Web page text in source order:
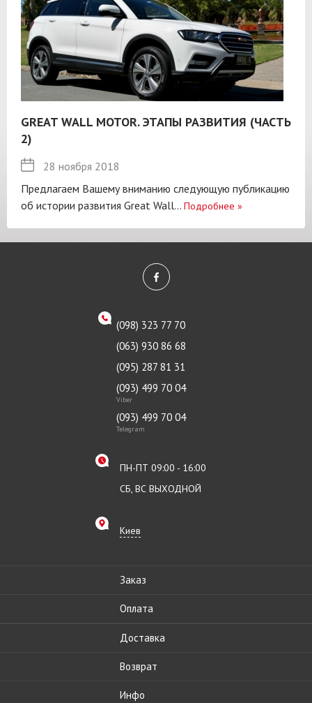
GREAT WALL MOTOR. ЭТАПЫ РАЗВИТИЯ (ЧАСТЬ
2)
28 ноября 2018
Предлагаем Вашему вниманию следующую публикацию
об истории развития Great Wall... Подробнее »
(098) 323 77 70
(063) 930 86 68
(095) 287 81 31
(093) 499 70 04
Viber
(093) 499 70 04
Telegram
ПН-ПТ 09:00 - 16:00
СБ, ВС ВЫХОДНОЙ
Киев
Заказ
Оплата
Доставка
Возврат
Инфо